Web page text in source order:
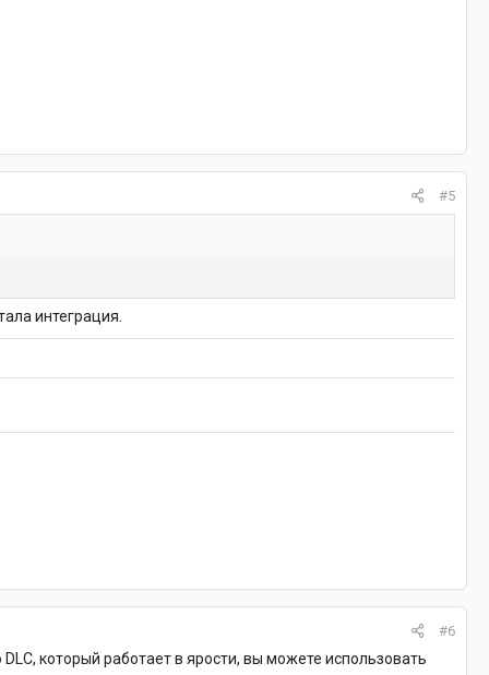
#5
интеграция.
#6
который работает в ярости, вы можете использовать